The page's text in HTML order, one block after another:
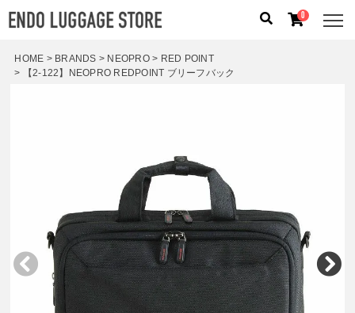
ブランドから探す
容量から探す
泊数から探す
価格 円 〜
0
HOME BRANDS NEOPRO
RED POINT
【2-122】NEOPRO REDPOINT ブリーフバック